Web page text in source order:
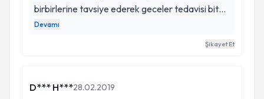
birbirlerine tavsiye ederek geceler tedavisi biten
ve devam eden var Aralarında çok memnunlar
Devamı
Şikayet Et
D*** H***28.02.2019